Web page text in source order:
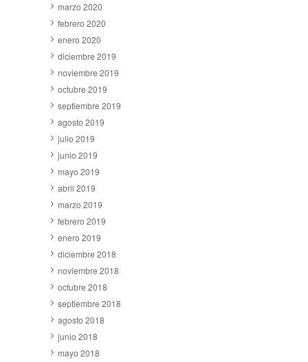
marzo 2020
febrero 2020
enero 2020
diciembre 2019
noviembre 2019
octubre 2019
septiembre 2019
agosto 2019
julio 2019
junio 2019
mayo 2019
abril 2019
marzo 2019
febrero 2019
enero 2019
diciembre 2018
noviembre 2018
octubre 2018
septiembre 2018
agosto 2018
junio 2018
mayo 2018